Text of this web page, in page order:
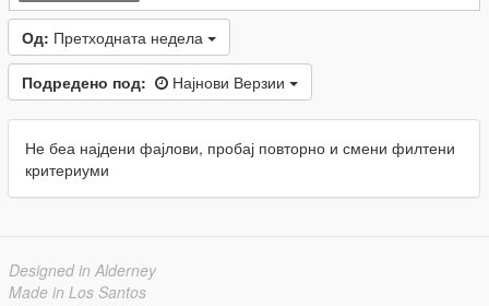
Од: Претходната недела
Подредено под: Најнови Верзии
Не беа најдени фајлови, пробај повторно и смени филтени
критериуми
Designed in Alderney
Made in Los Santos